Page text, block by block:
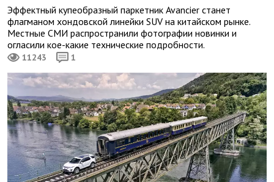
Эффектный купеобразный паркетник Avancier станет
флагманом хондовской линейки SUV на китайском рынке.
Местные СМИ распространили фотографии новинки и
огласили кое-какие технические подробности.
11243 1